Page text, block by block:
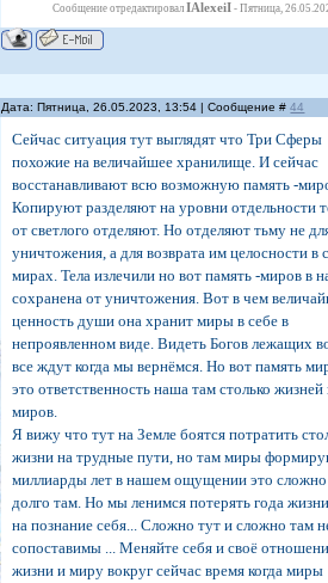
Сообщение отредактировалIAlexeiI -Пятница,
Дата: Пятница, 26.05.2023, 13:54 | Сообщение #44
Сейчас ситуация тут выглядят что Три Сферы
похожие на величайшее хранилище. И сейчас
восстанавливают всю возможную память -
Копируют разделяют на уровни отдельности
от светлого отделяют. Но отделяют тьму не
уничтожения, а для возврата им целосности в
мирах. Тела излечили но вот память -миров в
сохранена от уничтожения. Вот в чем
ценность души она хранит миры в себе в
непроявленном виде. Видеть Богов лежащих
все ждут когда мы вернёмся. Но вот память
это ответственность наша там столько жизней
миров.
Я вижу что тут на Земле боятся потратить
жизни на трудные пути, но там миры
миллиарды лет в нашем ощущении это
долго там. Но мы ленимся потерять года
на познание себя... Сложно тут и сложно там
сопоставимы ... Меняйте себя и своё
жизни и миру вокруг сейчас время когда миры